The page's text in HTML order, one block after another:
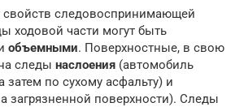
свойств следовоспринимающей
ходовой части могут быть
объемными. Поверхностные, в свою
следы наслоения (автомобиль
затем по сухому асфальту) и
загрязненной поверхности). Следы